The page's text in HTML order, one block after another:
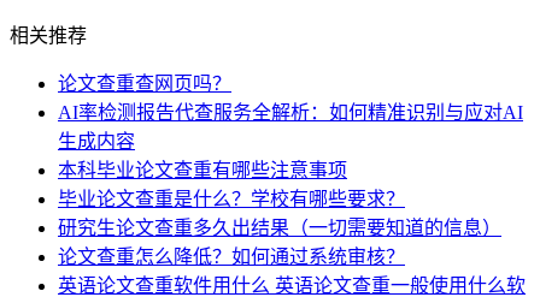
相关推荐
论文查重查网页吗？
AI率检测报告代查服务全解析：如何精准识别与应对AI
生成内容
本科毕业论文查重有哪些注意事项
毕业论文查重是什么？学校有哪些要求？
研究生论文查重多久出结果（一切需要知道的信息）
论文查重怎么降低？如何通过系统审核？
英语论文查重软件用什么 英语论文查重一般使用什么软